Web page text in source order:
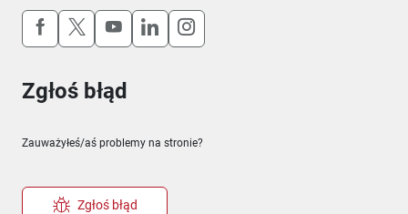
Uwaga, link otworzy się w nowym oknie
Uwaga, link otworzy się w nowym oknie
Uwaga, link otworzy się w nowym
Uwaga, link otworzy się w
Uwaga, link otworzy się w
Zgłoś błąd
Zauważyłeś/aś problemy na stronie?
Zgłoś błąd